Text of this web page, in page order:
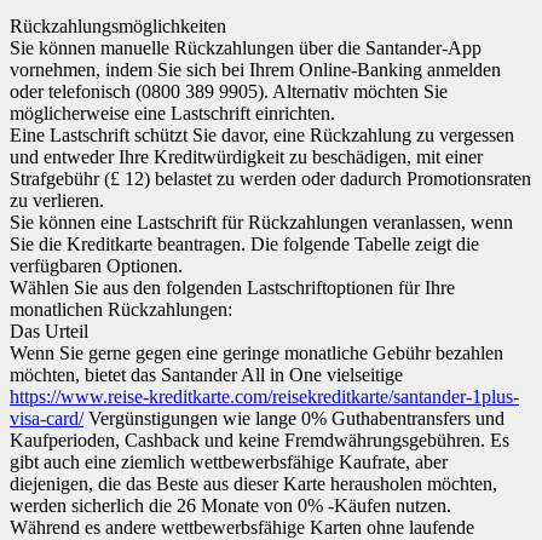
Rückzahlungsmöglichkeiten
Sie können manuelle Rückzahlungen über die Santander-App
vornehmen, indem Sie sich bei Ihrem Online-Banking anmelden
oder telefonisch (0800 389 9905). Alternativ möchten Sie
möglicherweise eine Lastschrift einrichten.
Eine Lastschrift schützt Sie davor, eine Rückzahlung zu vergessen
und entweder Ihre Kreditwürdigkeit zu beschädigen, mit einer
Strafgebühr (£ 12) belastet zu werden oder dadurch Promotionsraten
zu verlieren.
Sie können eine Lastschrift für Rückzahlungen veranlassen, wenn
Sie die Kreditkarte beantragen. Die folgende Tabelle zeigt die
verfügbaren Optionen.
Wählen Sie aus den folgenden Lastschriftoptionen für Ihre
monatlichen Rückzahlungen:
Das Urteil
Wenn Sie gerne gegen eine geringe monatliche Gebühr bezahlen
möchten, bietet das Santander All in One vielseitige
https://www.reise-kreditkarte.com/reisekreditkarte/santander-1plus-
visa-card/Vergünstigungen wie lange 0% Guthabentransfers und
Kaufperioden, Cashback und keine Fremdwährungsgebühren. Es
gibt auch eine ziemlich wettbewerbsfähige Kaufrate, aber
diejenigen, die das Beste aus dieser Karte herausholen möchten,
werden sicherlich die 26 Monate von 0% -Käufen nutzen.
Während es andere wettbewerbsfähige Karten ohne laufende